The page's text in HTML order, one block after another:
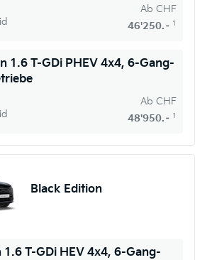
Ab CHF
46'250.– 1
1.6 T-GDi PHEV 4x4, 6-Gang-
Ab CHF
48'950.– 1
Black Edition
1.6 T-GDi HEV 4x4, 6-Gang-